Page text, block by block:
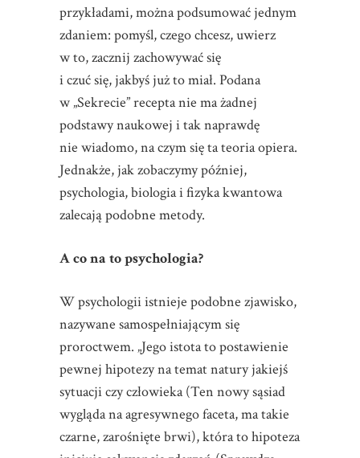
przykładami, można podsumować jednym
zdaniem: pomyśl, czego chcesz, uwierz
w to, zacznij zachowywać się
i czuć się, jakbyś już to miał. Podana
w „Sekrecie” recepta nie ma żadnej
podstawy naukowej i tak naprawdę
nie wiadomo, na czym się ta teoria opiera.
Jednakże, jak zobaczymy później,
psychologia, biologia i fizyka kwantowa
zalecają podobne metody.
A co na to psychologia?
W psychologii istnieje podobne zjawisko,
nazywane samospełniającym się
proroctwem. „Jego istota to postawienie
pewnej hipotezy na temat natury jakiejś
sytuacji czy człowieka (Ten nowy sąsiad
wygląda na agresywnego faceta, ma takie
czarne, zarośnięte brwi), która to hipoteza